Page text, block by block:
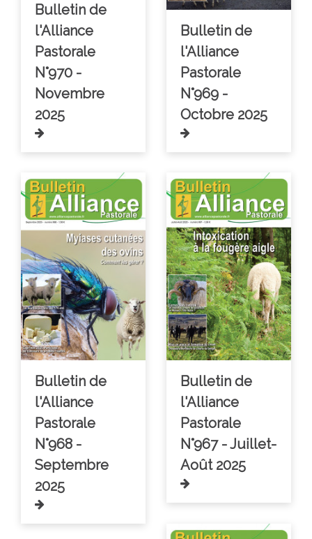
Bulletin de
l'Alliance
Pastorale
N°970 -
Novembre
2025
Bulletin de
l'Alliance
Pastorale
N°969 -
Octobre 2025
Bulletin de
l'Alliance
Pastorale
N°968 -
Septembre
2025
Bulletin de
l'Alliance
Pastorale
N°967 - Juillet-
Août 2025